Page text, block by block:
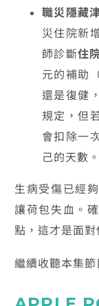
職災隱藏
災住院新
師診斷住
元的補助
還是復健
規定，但
會扣除一
己的天數。
生病受傷已經
讓荷包失血。
點，這才是面對
繼續收聽本集節